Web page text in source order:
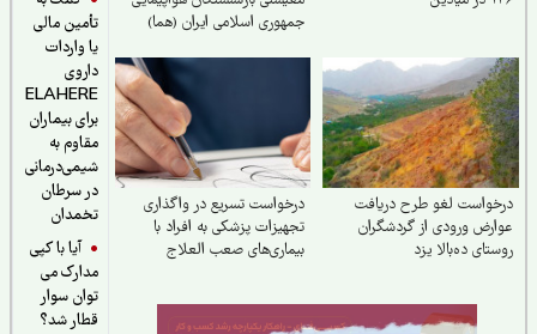
تأمین مالی
یا واردات
داروی
ELAHERE
برای بیماران
مقاوم به
شیمی‌درمانی
در سرطان
تخمدان
آیا با کپی
مدارک می
توان سوار
قطار شد؟
جمهوری اسلامی ایران (هما)
لغو طرح دریافت
ورودی از گردشگران
ده‌بالا یزد
درخواست تسریع در واگذاری
تجهیزات پزشکی به افراد با
بیماری‌های صعب العلاج